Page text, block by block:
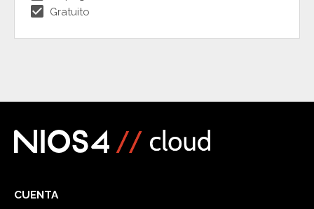
check_box Gratuito
CUENTA